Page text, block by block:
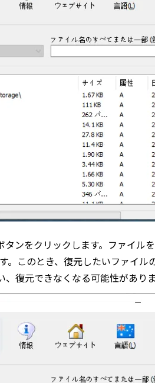
ンをクリックします。ファイル
。このとき、復元したいファイル
復元できなくなる可能性がありま